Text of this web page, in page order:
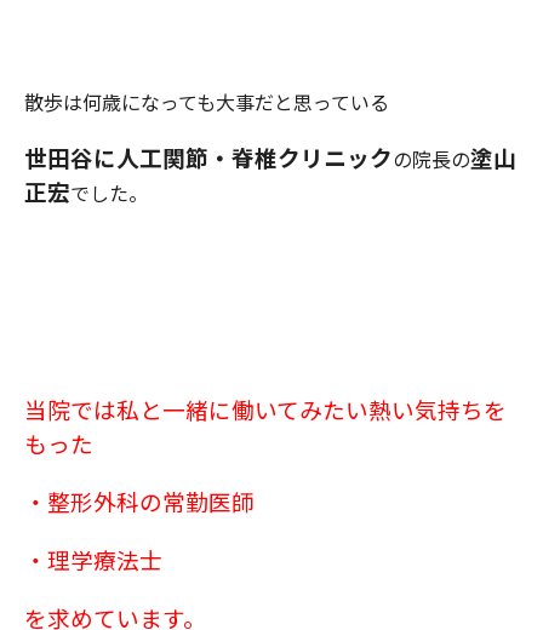
散歩は何歳になっても大事だと思っている
世田谷に人工関節・ 脊椎クリニックの院長の塗山
正宏でした。
当院では私と一緒に働いてみたい熱い気持ちを
もった
・整形外科の常勤医師
・理学療法士
を求めています。